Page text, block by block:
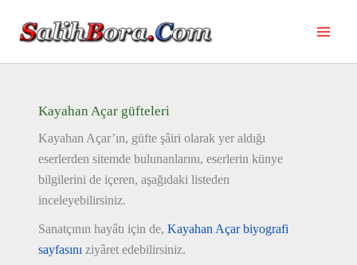
Kayahan Açar güfteleri
Kayahan Açar’ın, güfte şâiri olarak yer aldığı
eserlerden sitemde bulunanlarını, eserlerin künye
bilgilerini de içeren, aşağıdaki listeden
inceleyebilirsiniz.
Sanatçının hayâtı için de, Kayahan Açar biyografi
sayfasını ziyâret edebilirsiniz.